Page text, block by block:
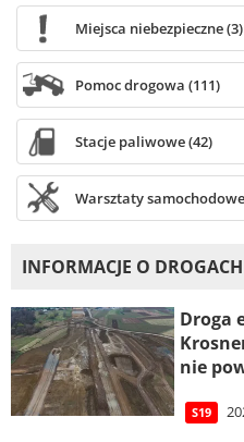
Miejsca niebezpieczne (3)
Pomoc drogowa (111)
Stacje paliwowe (42)
Warsztaty
INFORMACJE O
Droga
nie
S19